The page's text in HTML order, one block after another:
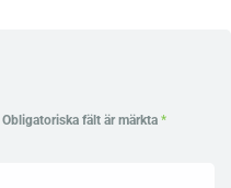
Obligatoriska fält är märkta *